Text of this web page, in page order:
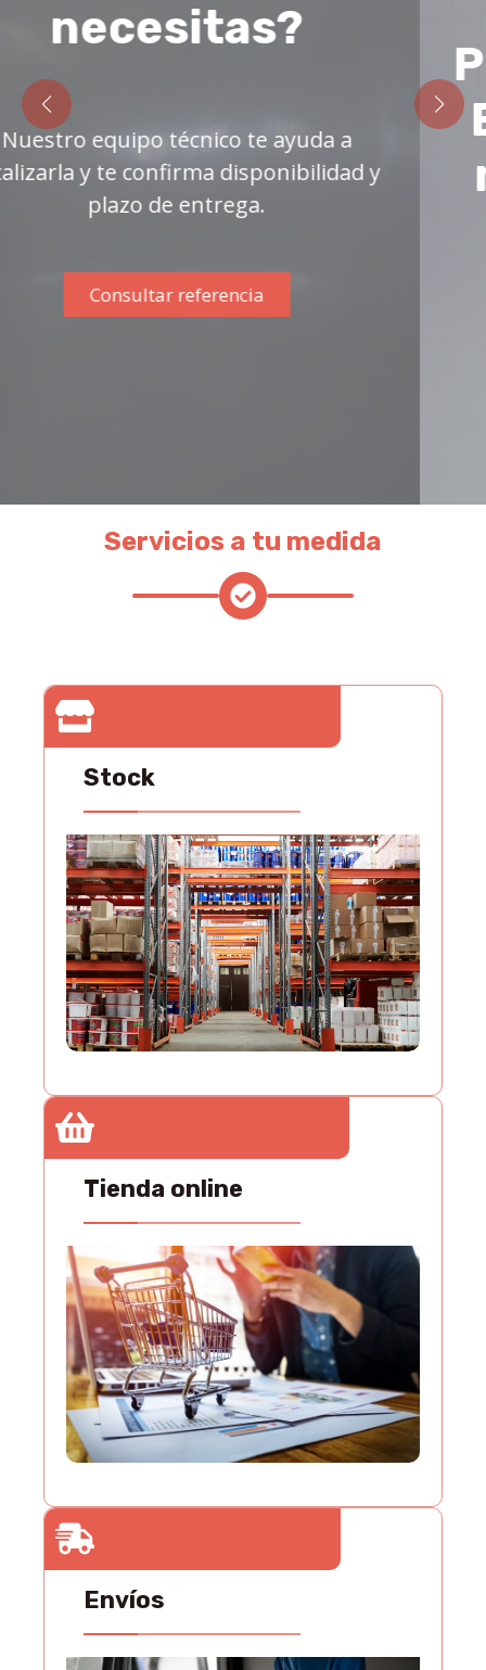
Phoenix Contact y
Eurotherm en un
mismo catálogo.
Ver catálogo
Servicios a tu medida
Stock
Tienda online
Envíos